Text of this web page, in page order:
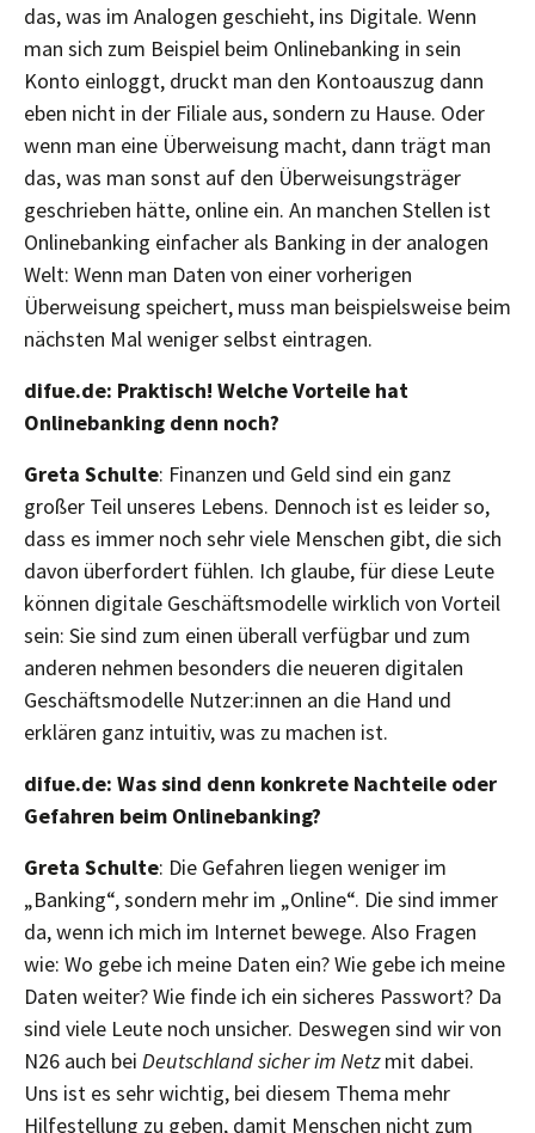
das, was im Analogen geschieht, ins Digitale. Wenn
man sich zum Beispiel beim Onlinebanking in sein
Konto einloggt, druckt man den Kontoauszug dann
eben nicht in der Filiale aus, sondern zu Hause. Oder
wenn man eine Überweisung macht, dann trägt man
das, was man sonst auf den Überweisungsträger
geschrieben hätte, online ein. An manchen Stellen ist
Onlinebanking einfacher als Banking in der analogen
Welt: Wenn man Daten von einer vorherigen
Überweisung speichert, muss man beispielsweise beim
nächsten Mal weniger selbst eintragen.
difue.de: Praktisch! Welche Vorteile hat
Onlinebanking denn noch?
Greta Schulte: Finanzen und Geld sind ein ganz
großer Teil unseres Lebens. Dennoch ist es leider so,
dass es immer noch sehr viele Menschen gibt, die sich
davon überfordert fühlen. Ich glaube, für diese Leute
können digitale Geschäftsmodelle wirklich von Vorteil
sein: Sie sind zum einen überall verfügbar und zum
anderen nehmen besonders die neueren digitalen
Geschäftsmodelle Nutzer:innen an die Hand und
erklären ganz intuitiv, was zu machen ist.
difue.de: Was sind denn konkrete Nachteile oder
Gefahren beim Onlinebanking?
Greta Schulte: Die Gefahren liegen weniger im
„Banking“, sondern mehr im „Online“. Die sind immer
da, wenn ich mich im Internet bewege. Also Fragen
wie: Wo gebe ich meine Daten ein? Wie gebe ich meine
Daten weiter? Wie finde ich ein sicheres Passwort? Da
sind viele Leute noch unsicher. Deswegen sind wir von
N26 auch bei Deutschland sicher im Netzmit dabei.
Uns ist es sehr wichtig, bei diesem Thema mehr
Hilfestellung zu geben, damit Menschen nicht zum